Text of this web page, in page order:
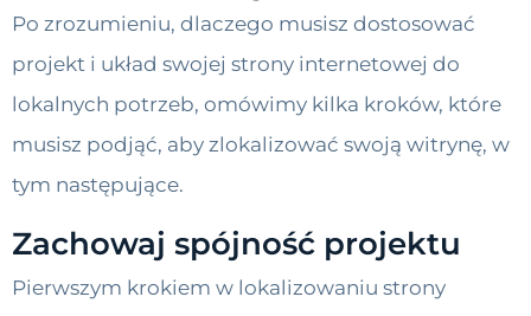
Po zrozumieniu, dlaczego musisz dostosować
projekt i układ swojej strony internetowej do
lokalnych potrzeb, omówimy kilka kroków, które
musisz podjąć, aby zlokalizować swoją witrynę, w
tym następujące.
Zachowaj spójność projektu
Pierwszym krokiem w lokalizowaniu strony